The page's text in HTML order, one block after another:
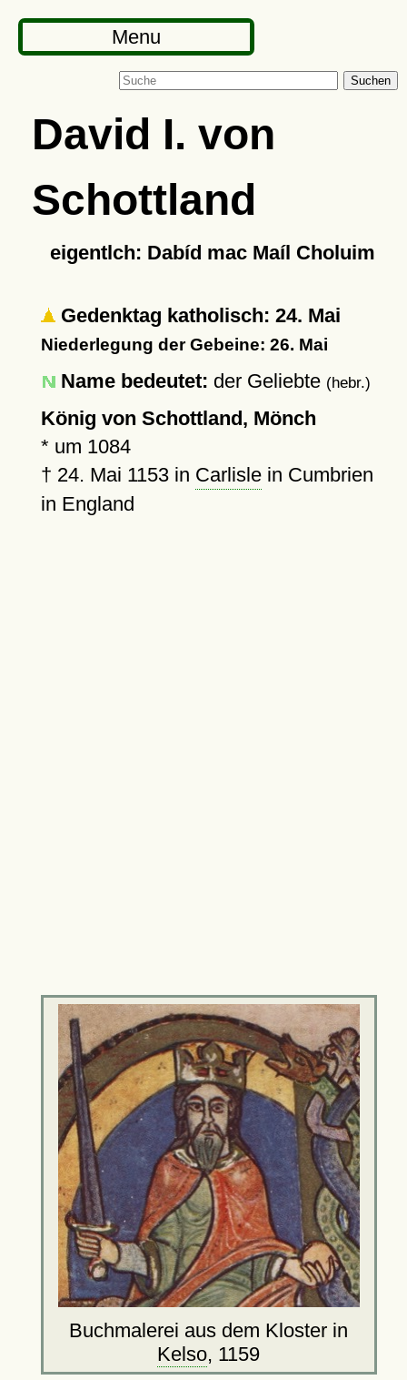
Menu
Suchen
David I. von
Schottland
eigentlch: Dabíd mac Maíl Choluim
Gedenktag katholisch: 24. Mai
Niederlegung der Gebeine: 26. Mai
Name bedeutet: der Geliebte (hebr.)
König von Schottland, Mönch
* um 1084
† 24. Mai 1153in Carlislein Cumbrien
in England
Buchmalerei aus dem Kloster in
Kelso, 1159